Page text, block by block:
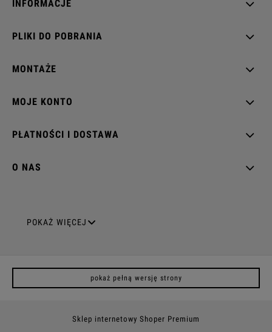
INFORMACJE
PLIKI DO POBRANIA
MONTAŻE
MOJE KONTO
PŁATNOŚCI I DOSTAWA
O NAS
GNIAZDA ELEKTRYCZNE
Gniazda podwójne z uziemieniem
POKAŻ WIĘCEJ
pokaż pełną wersję strony
Sklep internetowy Shoper Premium